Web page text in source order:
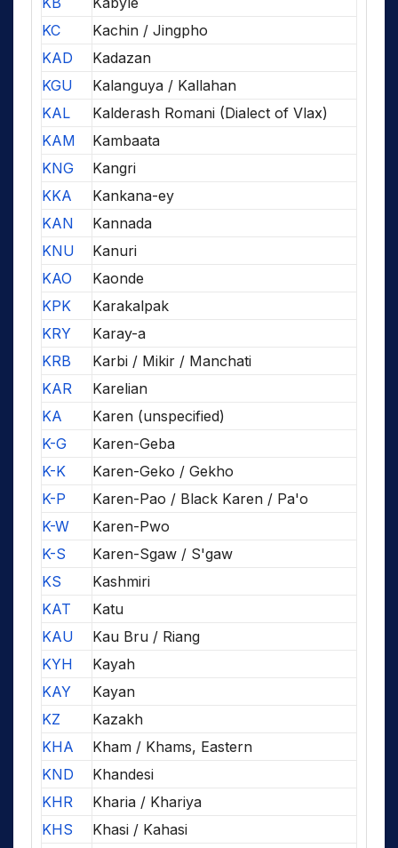
KC
Kachin / Jingpho
KAD
Kadazan
KGU
Kalanguya / Kallahan
KAL
Kalderash Romani (Dialect of Vlax)
KAM
Kambaata
KNG
Kangri
KKA
Kankana-ey
KAN
Kannada
KNU
Kanuri
KAO
Kaonde
KPK
Karakalpak
KRY
Karay-a
KRB
Karbi / Mikir / Manchati
KAR
Karelian
KA
Karen (unspecified)
K-G
Karen-Geba
K-K
Karen-Geko / Gekho
K-P
Karen-Pao / Black Karen / Pa'o
K-W
Karen-Pwo
K-S
Karen-Sgaw / S'gaw
KS
Kashmiri
KAT
Katu
KAU
Kau Bru / Riang
KYH
Kayah
KAY
Kayan
KZ
Kazakh
KHA
Kham / Khams, Eastern
KND
Khandesi
KHR
Kharia / Khariya
KHS
Khasi / Kahasi